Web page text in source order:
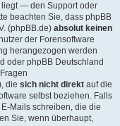
liegt — den Support oder
beachten Sie, dass phpBB
(phpBB.de) absolut keinen
der Forensoftware
herangezogen werden
oder phpBB Deutschland
die sich nicht direkt auf die
selbst beziehen. Falls
Mails schreiben, die die
Sie, wenn überhaupt,